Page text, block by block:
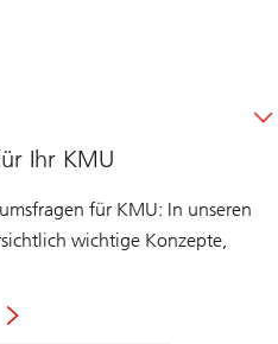
Ihr KMU
für KMU: In unseren
wichtige Konzepte,